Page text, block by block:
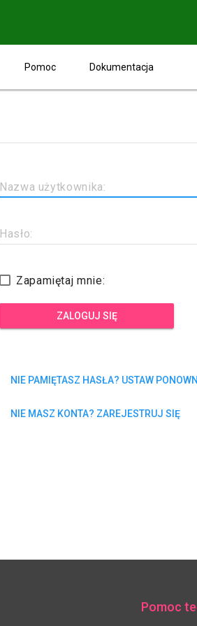
Pomoc Dokumentacja
Nazwa użytkownika:
Hasło:
Zapamiętaj mnie:
ZALOGUJ SIĘ
NIE PAMIĘTASZ HASŁA? USTAW
NIE MASZ KONTA? ZAREJESTRUJ SIĘ
Pomoc